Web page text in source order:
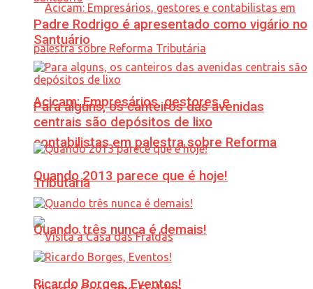
Acicam: Empresários, gestores e
contabilistas em palestra sobre Reforma
Tributária
Padre Rodrigo é apresentado como vigário no
Santuário
Para alguns, os canteiros das avenidas
centrais são depósitos de lixo
Quando 2013 parece que é hoje!
Quando três nunca é demais!
Ricardo Borges, Eventos!